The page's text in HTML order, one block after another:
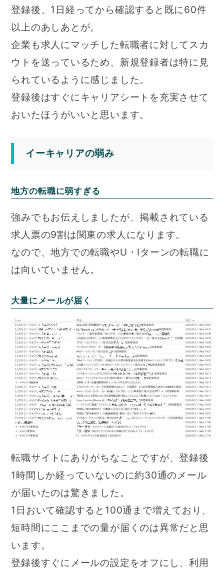
登録後、1日経ってから確認すると既に60件
以上のあしあとが。
企業も求人にマッチした転職者に対してスカ
ウトを送っているため、新規登録者は特に見
られているように感じました。
登録後はすぐにキャリアシートを充実させて
おいたほうがいいと思います。
イーキャリアの弱み
地方の転職に弱すぎる
強みでもお伝えしましたが、掲載されている
求人票の9割は関東の求人になります。
なので、地方での転職やU・Iターンの転職に
は向いていません。
大量にメールが届く
転職サイトにありがちなことですが、登録後
1時間しか経っていないのに約30通のメール
が届いたのは驚きました。
1日おいて確認すると100通まで増えており、
短時間にここまでの量が届くのは異常だと思
います。
登録後すぐにメールの設定をオフにし、利用